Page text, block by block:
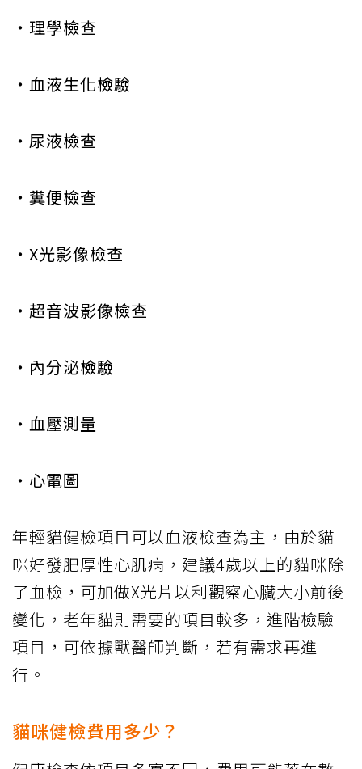
‧理學檢查
‧血液生化檢驗
‧尿液檢查
‧糞便檢查
‧X光影像檢查
‧超音波影像檢查
‧內分泌檢驗
‧血壓測量
‧心電圖
年輕貓健檢項目可以血液檢查為主，由於貓
咪好發肥厚性心肌病，建議4歲以上的貓咪除
了血檢，可加做X光片以利觀察心臟大小前後
變化，老年貓則需要的項目較多，進階檢驗
項目，可依據獸醫師判斷，若有需求再進
行。
貓咪健檢費用多少？